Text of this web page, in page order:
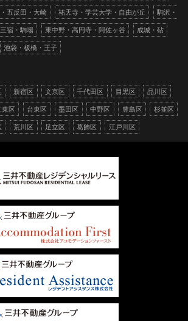
五反田・大崎 祐天寺・学芸大学・自由が丘 駒沢・
宿・駒場 東中野・高円寺・阿佐ヶ谷 成城・砧
池袋・板橋・王子
新宿区 文京区 千代田区 目黒区 品川区
東区 台東区 墨田区 中野区 豊島区 杉並区
荒川区 足立区 葛飾区 江戸川区